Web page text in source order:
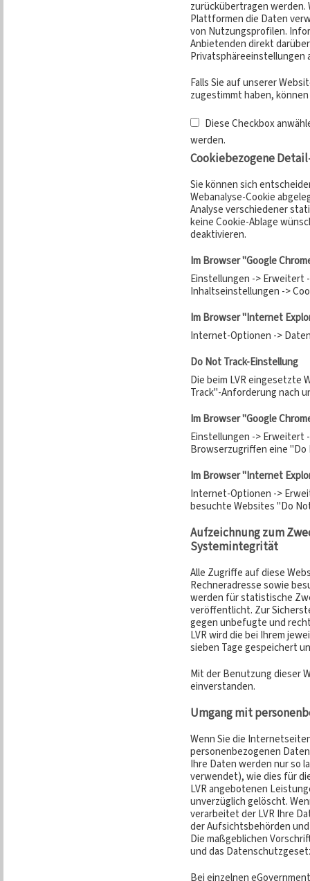
zurückübertragen werden.
Plattformen die Daten
von Nutzungsprofilen.
Anbietenden direkt
Privatsphäreeinstellungen
Falls Sie auf unserer
zugestimmt haben,
Diese Checkbox
werden.
Cookiebezogene
Sie können sich
Webanalyse-Cookie
Analyse verschiedener
keine Cookie-Ablage
deaktivieren.
Im Browser "Google
Einstellungen -> Erweitert
Inhaltseinstellungen ->
Im Browser "Internet
Internet-Optionen ->
Do Not Track-Einstellung
Die beim LVR eingesetzte
Track"-Anforderung nach
Im Browser "Google
Einstellungen -> Erweitert
Browserzugriffen eine
Im Browser "Internet
Internet-Optionen ->
besuchte Websites "Do
Aufzeichnung zum
Systemintegrität
Alle Zugriffe auf diese
Rechneradresse sowie
werden für statistische
veröffentlicht. Zur
gegen unbefugte und
LVR wird die bei Ihrem
sieben Tage gespeichert
Mit der Benutzung dieser
einverstanden.
Umgang mit
Wenn Sie die
personenbezogenen
Ihre Daten werden nur so
verwendet), wie dies für
LVR angebotenen
unverzüglich gelöscht.
verarbeitet der LVR Ihre
der Aufsichtsbehörden
Die maßgeblichen
und das
Bei einzelnen